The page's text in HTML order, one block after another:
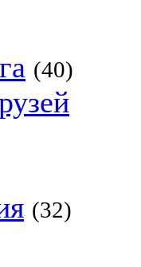
(40)
(32)